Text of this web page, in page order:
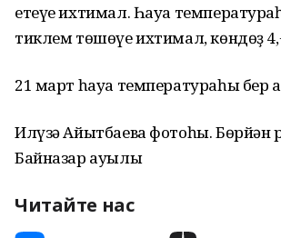
етеүе ихтимал. Һауа
тиклем төшөүе ихтимал, көндөҙ
21 март һауа температураһы бер
Илүзә Айытбаева фотоһы. Бөрйән
Байназар ауылы
Читайте нас